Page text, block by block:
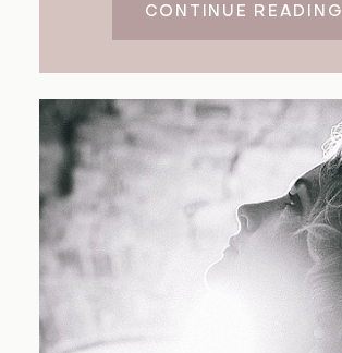
CONTINUE READING